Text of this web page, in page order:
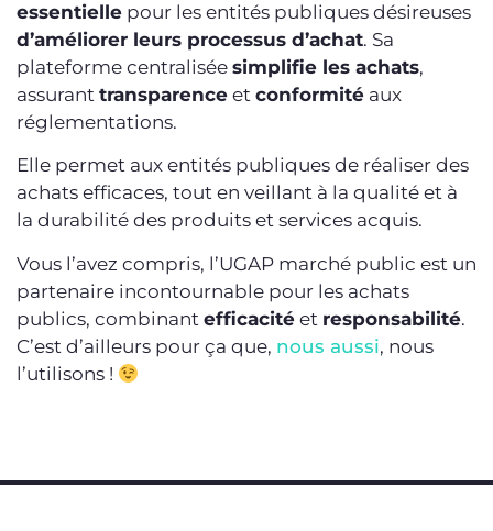
essentielle pour les entités publiques désireuses
d’améliorer leurs processus d’achat. Sa
plateforme centralisée simplifie les achats,
assurant transparence et conformité aux
réglementations.
Elle permet aux entités publiques de réaliser des
achats efficaces, tout en veillant à la qualité et à
la durabilité des produits et services acquis.
Vous l’avez compris, l’UGAP marché public est un
partenaire incontournable pour les achats
publics, combinant efficacité et responsabilité.
C’est d’ailleurs pour ça que, nous aussi, nous
l’utilisons !